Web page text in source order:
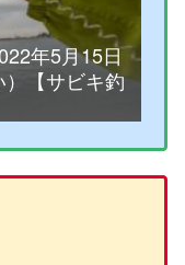
年5月15日
【サビキ釣